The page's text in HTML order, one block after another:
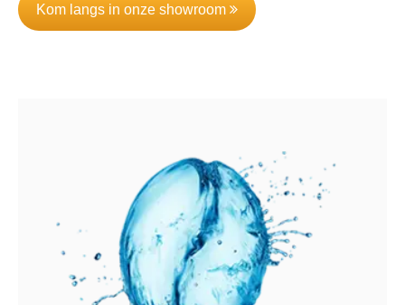
Kom langs in onze showroom